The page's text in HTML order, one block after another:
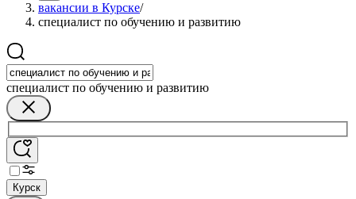
вакансии в Курске/
специалист по обучению и развитию
специалист по обучению и развитию
Курск